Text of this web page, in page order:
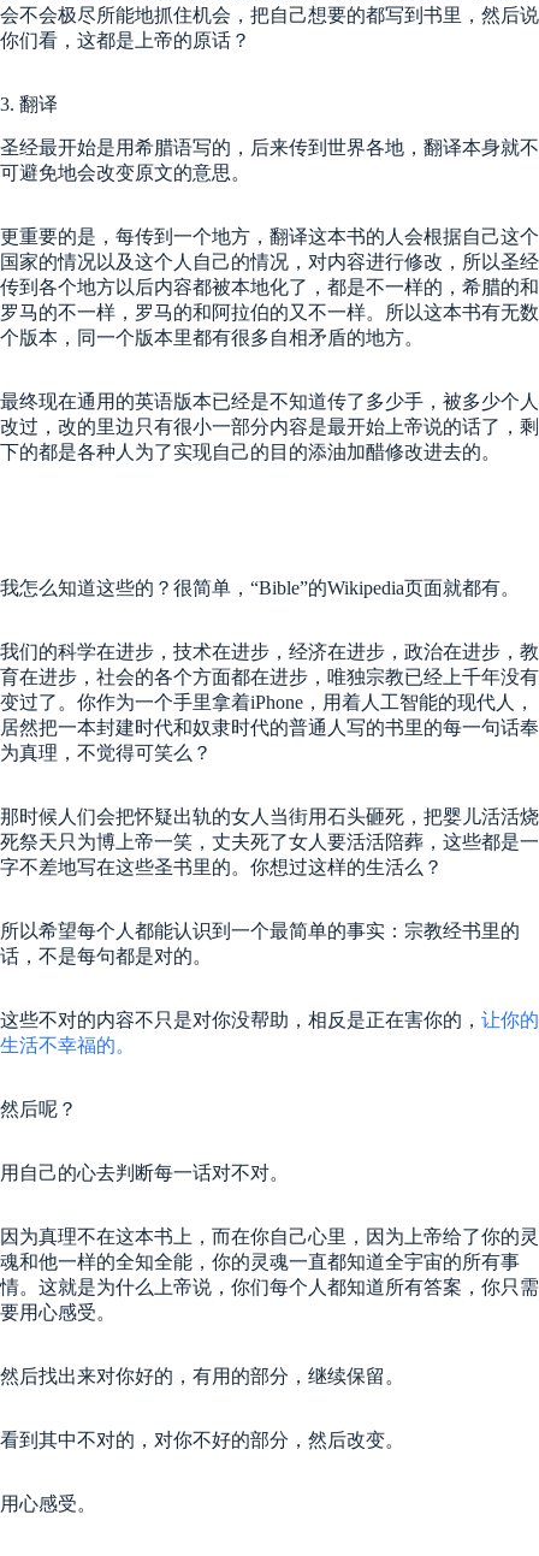
会不会极尽所能地抓住机会，把自己想要的都写到书里，然后说
你们看，这都是上帝的原话？
3. 翻译
圣经最开始是用希腊语写的，后来传到世界各地，翻译本身就不
可避免地会改变原文的意思。
更重要的是，每传到一个地方，翻译这本书的人会根据自己这个
国家的情况以及这个人自己的情况，对内容进行修改，所以圣经
传到各个地方以后内容都被本地化了，都是不一样的，希腊的和
罗马的不一样，罗马的和阿拉伯的又不一样。所以这本书有无数
个版本，同一个版本里都有很多自相矛盾的地方。
最终现在通用的英语版本已经是不知道传了多少手，被多少个人
改过，改的里边只有很小一部分内容是最开始上帝说的话了，剩
下的都是各种人为了实现自己的目的添油加醋修改进去的。
我怎么知道这些的？很简单，“Bible”的Wikipedia页面就都有。
我们的科学在进步，技术在进步，经济在进步，政治在进步，教
育在进步，社会的各个方面都在进步，唯独宗教已经上千年没有
变过了。你作为一个手里拿着iPhone，用着人工智能的现代人，
居然把一本封建时代和奴隶时代的普通人写的书里的每一句话奉
为真理，不觉得可笑么？
那时候人们会把怀疑出轨的女人当街用石头砸死，把婴儿活活烧
死祭天只为博上帝一笑，丈夫死了女人要活活陪葬，这些都是一
字不差地写在这些圣书里的。你想过这样的生活么？
所以希望每个人都能认识到一个最简单的事实：宗教经书里的
话，不是每句都是对的。
这些不对的内容不只是对你没帮助，相反是正在害你的， 让你的
生活不幸福的。
然后呢？
用自己的心去判断每一话对不对。
因为真理不在这本书上，而在你自己心里，因为上帝给了你的灵
魂和他一样的全知全能，你的灵魂一直都知道全宇宙的所有事
情。这就是为什么上帝说，你们每个人都知道所有答案，你只需
要用心感受。
然后找出来对你好的，有用的部分，继续保留。
看到其中不对的，对你不好的部分，然后改变。
用心感受。